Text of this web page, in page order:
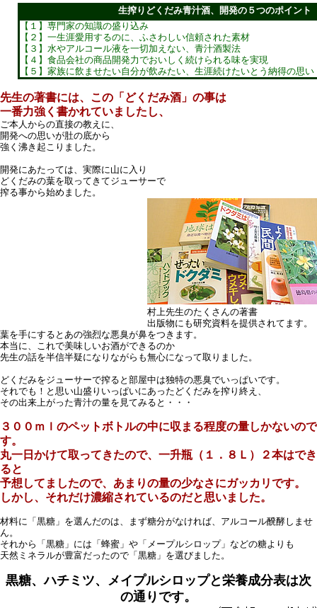
生搾りどくだみ青汁酒、開発の５つのポイント
【１】専門家の知識の盛り込み
【２】一生涯愛用するのに、ふさわしい信頼された素材
【３】水やアルコール液を一切加えない、青汁酒製法
【４】食品会社の商品開発力でおいしく続けられる味を実現
【５】家族に飲ませたい自分が飲みたい、生涯続けたいとう納得の思い
先生の著書には、この「どくだみ酒」の事は
一番力強く書かれていましたし、
ご本人からの直接の教えに、
開発への思いが肚の底から
強く沸き起こりました。
開発にあたっては、実際に山に入り
どくだみの葉を取ってきてジューサーで
搾る事から始めました。
村上先生のたくさんの著書
出版物にも研究資料を提供されてます。
葉を手にするとあの強烈な悪臭が鼻をつきます。
本当に、これで美味しいお酒ができるのか
先生の話を半信半疑になりながらも無心になって取りました。
どくだみをジューサーで搾ると部屋中は独特の悪臭でいっぱいです。
それでも！と思い山盛りいっぱいにあったどくだみを搾り終え、
その出来上がった青汁の量を見てみると・・・
３００ｍｌのペットボトルの中に収まる程度の量しかないので
す。
丸一日かけて取ってきたので、一升瓶（１．８Ｌ）２本はでき
ると
予想してましたので、あまりの量の少なさにガッカリです。
しかし、それだけ濃縮されているのだと思いました。
材料に「黒糖」を選んだのは、まず糖分がなければ、アルコール醗酵しませ
ん。
それから「黒糖」には「蜂蜜」や「メープルシロップ」などの糖よりも
天然ミネラルが豊富だったので「黒糖」を選びました。
黒糖、ハチミツ、メイプルシロップと栄養成分表は次
の通りです。